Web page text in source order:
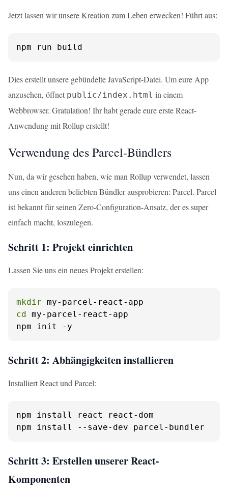
Jetzt lassen wir unsere Kreation zum Leben erwecken! Führt aus:
npm run build
Dies erstellt unsere gebündelte JavaScript-Datei. Um eure App
anzusehen, öffnet public/index.html in einem
Webbrowser. Gratulation! Ihr habt gerade eure erste React-
Anwendung mit Rollup erstellt!
Verwendung des Parcel-Bündlers
Nun, da wir gesehen haben, wie man Rollup verwendet, lassen
uns einen anderen beliebten Bündler ausprobieren: Parcel. Parcel
ist bekannt für seinen Zero-Configuration-Ansatz, der es super
einfach macht, loszulegen.
Schritt 1: Projekt einrichten
Lassen Sie uns ein neues Projekt erstellen:
mkdir
cd my-parcel-react-app
npm init -y
Schritt 2: Abhängigkeiten installieren
Installiert React und Parcel:
npm install react react-dom
npm install --save-dev parcel-bundler
Schritt 3: Erstellen unserer React-
Komponenten